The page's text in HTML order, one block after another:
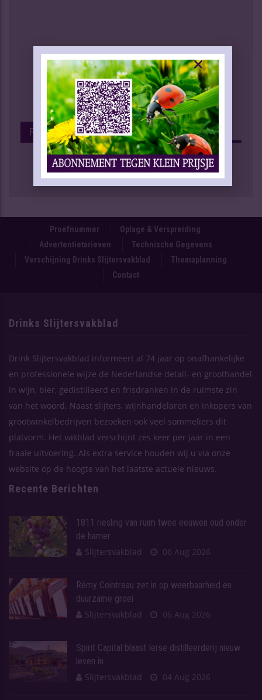
Facebook
Proefnummer
Oplage & Verspreiding
Advertentietarieven
Technische Gegevens
Verschijning Drinks Slijtersvakblad
Themaplanning
Contact
Drinks Slijtersvakblad
Drink Slijtersvakblad informeert al 74 jaar op onafhankelijke
en professionele wijze de Nederlandse detail- en groothandel
in wijn, bier, gedistilleerd en frisdranken in de ruimste zin
van het woord. Naast slijters, wijnhandelaren en inkopers van
grootwinkelbedrijven bezoeken ook veel sommeliers dit
platvorm. Het vakblad verschijnt zes keer per jaar in een
fraaie uitvoering. Als extra service houden wij u via onze
website op de hoogte van het laatste actuele nieuws.
Recente Berichten
1811 riesling van ruim twee eeuwen oud onder
de hamer
Slijtersvakblad
06 Aug 2026
Rémy Cointreau zet in op weerbaarheid en
duurzame groei
Slijtersvakblad
05 Aug 2026
Spirit Capital blaast Ierse distilleerderij nieuw
leven in
Slijtersvakblad
04 Aug 2026